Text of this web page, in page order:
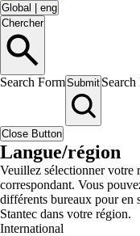
Global
eng
Chercher
Search FormSubmit
Close Button
Langue/région
Veuillez sélectionner votre
correspondant. Vous
différents bureaux pour en
Stantec dans votre région.
International